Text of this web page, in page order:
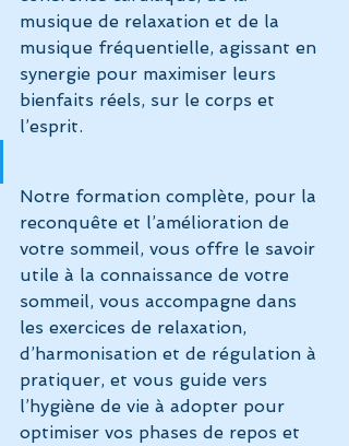
musique de relaxation et de la
musique fréquentielle, agissant en
synergie pour maximiser leurs
bienfaits réels, sur le corps et
l’esprit.
Notre formation complète, pour la
reconquête et l’amélioration de
votre sommeil, vous offre le savoir
utile à la connaissance de votre
sommeil, vous accompagne dans
les exercices de relaxation,
d’harmonisation et de régulation à
pratiquer, et vous guide vers
l’hygiène de vie à adopter pour
optimiser vos phases de repos et